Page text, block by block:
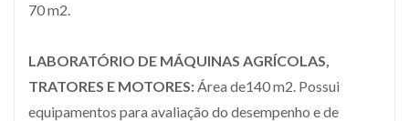
70 m2.
LABORATÓRIO DE MÁQUINAS AGRÍCOLAS,
TRATORES E MOTORES:Área de140 m2. Possui
equipamentos para avaliação do desempenho e de